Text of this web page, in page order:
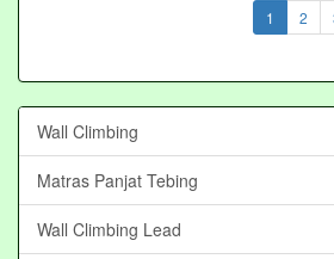
1 (current)
2
Wall Climbing
Matras Panjat Tebing
Wall Climbing Lead